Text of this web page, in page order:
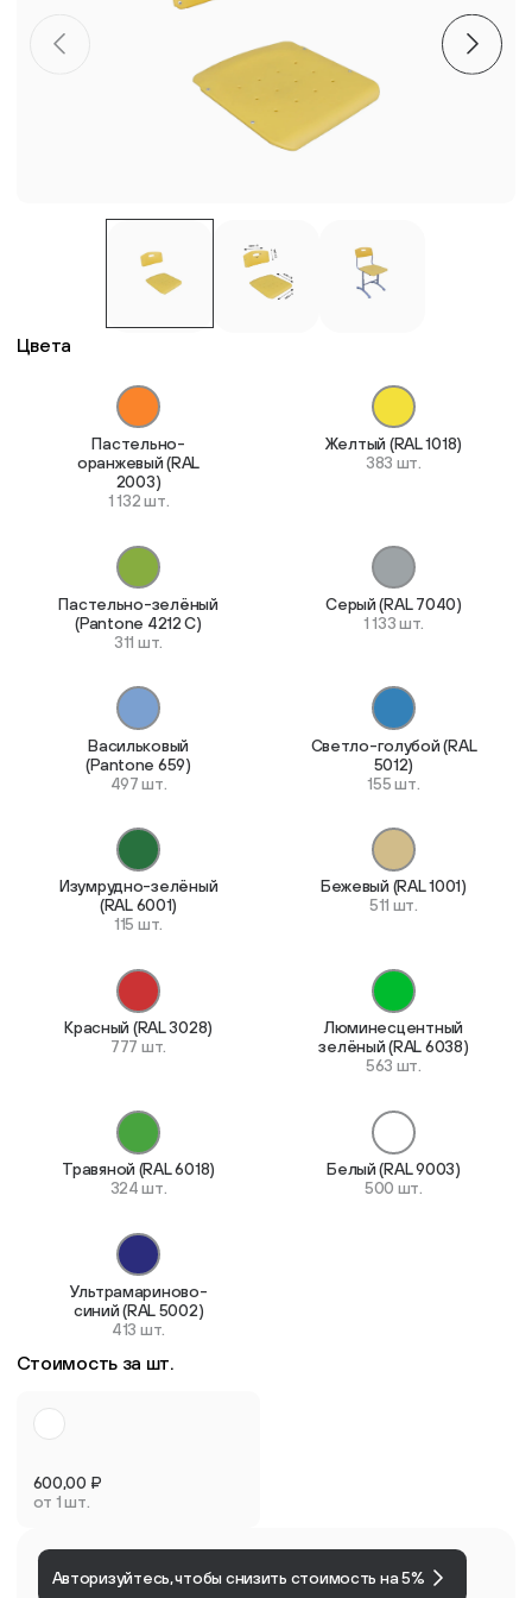
Цвета
Пастельно-
оранжевый (RAL
2003)
1 132 шт.
Желтый (RAL 1018)
383 шт.
Пастельно-зелёный
(Pantone 4212 C)
311 шт.
Серый (RAL 7040)
1 133 шт.
Васильковый
(Pantone 659)
497 шт.
Светло-голубой (RAL
5012)
155 шт.
Изумрудно-зелёный
(RAL 6001)
115 шт.
Бежевый (RAL 1001)
511 шт.
Красный (RAL 3028)
777 шт.
Люминесцентный
зелёный (RAL 6038)
563 шт.
Травяной (RAL 6018)
324 шт.
Белый (RAL 9003)
500 шт.
Ультрамариново-
синий (RAL 5002)
413 шт.
Стоимость за шт.
600,00 ₽
от 1 шт.
Авторизуйтесь, чтобы снизить стоимость на 5%
Пластиковые столешницы для школьных парт
Комплектующие для мебели
Система выравнивания плитки
Дюбель